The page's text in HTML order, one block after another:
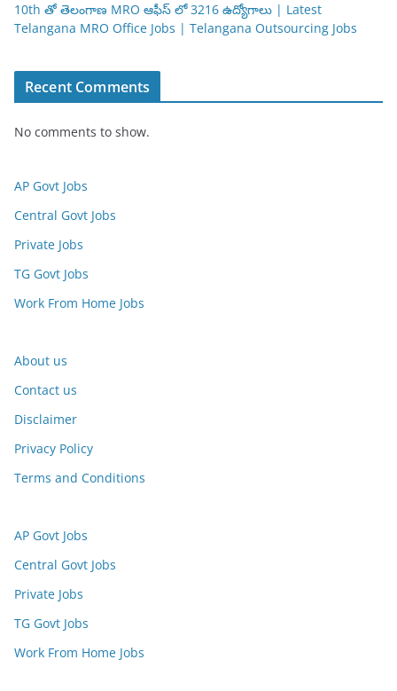
10th తో తెలంగాణ MRO ఆఫీస్ లో 3216 ఉద్యోగాలు | Latest
Telangana MRO Office Jobs | Telangana Outsourcing Jobs
Recent Comments
No comments to show.
AP Govt Jobs
Central Govt Jobs
Private Jobs
TG Govt Jobs
Work From Home Jobs
About us
Contact us
Disclaimer
Privacy Policy
Terms and Conditions
AP Govt Jobs
Central Govt Jobs
Private Jobs
TG Govt Jobs
Work From Home Jobs